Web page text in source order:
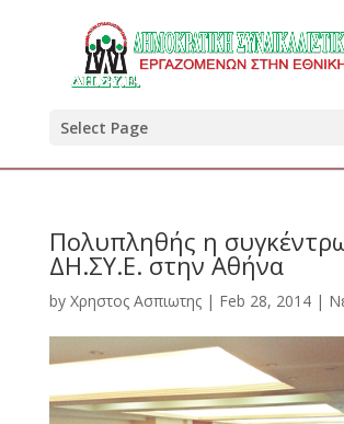
Select Page
Πολυπληθής η
ΔΗ.ΣΥ.Ε. στην Αθήνα
by Χρηστος Ασπιωτης| Feb 28, 2014|